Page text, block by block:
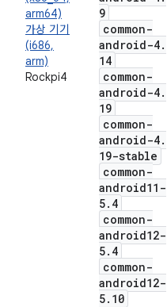
arm64)
가상 기기
(i686,
arm)
Rockpi4
9
common-
android-4.
14
common-
android-4.
19
common-
android-4.
19-stable
common-
android11-
5. 4
common-
android12-
5. 4
common-
android12-
5. 10